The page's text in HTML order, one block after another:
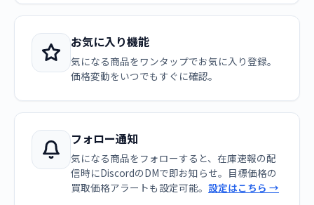
お気に入り機能
気になる商品をワンタップでお気に入り登録。
価格変動をいつでもすぐに確認。
フォロー通知
気になる商品をフォローすると、在庫速報の配
信時にDiscordのDMで即お知らせ。目標価格の
買取価格アラートも設定可能。 設定はこちら →